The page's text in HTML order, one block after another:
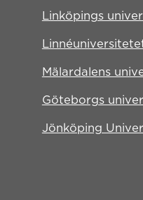
Linköpings
Mälardalens
Göteborgs
Jönköping